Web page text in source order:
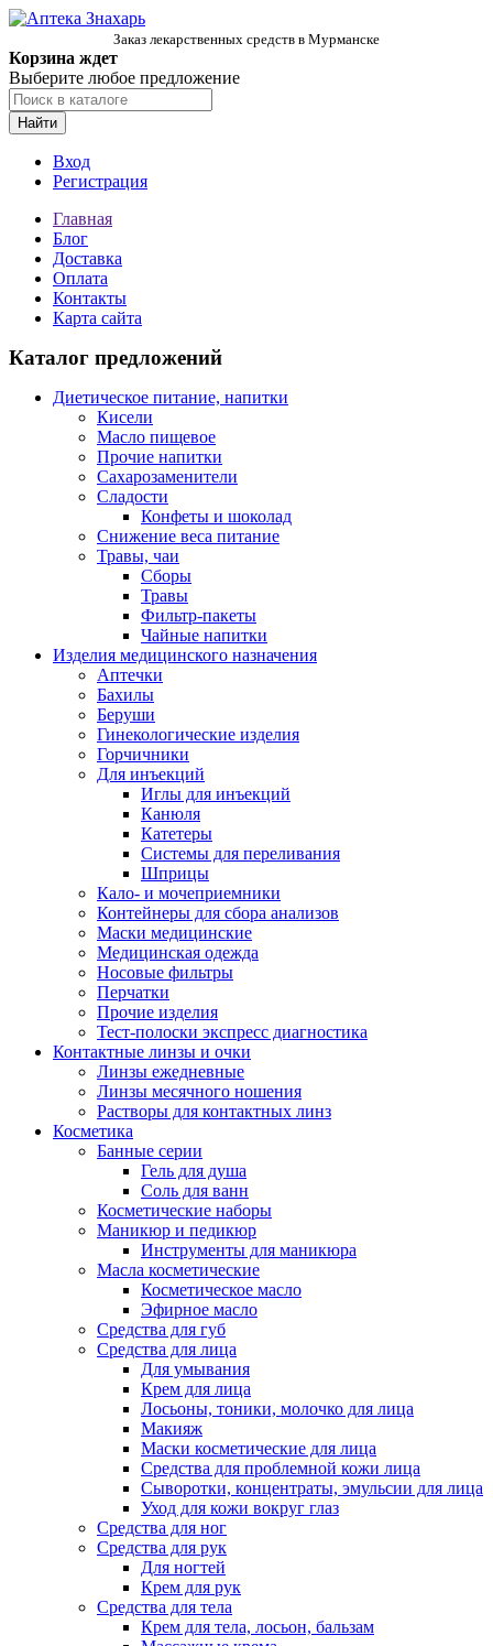
Заказ лекарственных средств в Мурманске
Корзина ждет
Выберите любое предложение
Найти
Вход
Регистрация
Главная
Блог
Доставка
Оплата
Контакты
Карта сайта
Каталог предложений
Диетическое питание, напитки
Кисели
Масло пищевое
Прочие напитки
Сахарозаменители
Сладости
Конфеты и шоколад
Снижение веса питание
Травы, чаи
Сборы
Травы
Фильтр-пакеты
Чайные напитки
Изделия медицинского назначения
Аптечки
Бахилы
Беруши
Гинекологические изделия
Горчичники
Для инъекций
Иглы для инъекций
Канюля
Катетеры
Системы для переливания
Шприцы
Кало- и мочеприемники
Контейнеры для сбора анализов
Маски медицинские
Медицинская одежда
Носовые фильтры
Перчатки
Прочие изделия
Тест-полоски экспресс диагностика
Контактные линзы и очки
Линзы ежедневные
Линзы месячного ношения
Растворы для контактных линз
Косметика
Банные серии
Гель для душа
Соль для ванн
Косметические наборы
Маникюр и педикюр
Инструменты для маникюра
Масла косметические
Косметическое масло
Эфирное масло
Средства для губ
Средства для лица
Для умывания
Крем для лица
Лосьоны, тоники, молочко для лица
Макияж
Маски косметические для лица
Средства для проблемной кожи лица
Сыворотки, концентраты, эмульсии для лица
Уход для кожи вокруг глаз
Средства для ног
Средства для рук
Для ногтей
Крем для рук
Средства для тела
Крем для тела, лосьон, бальзам